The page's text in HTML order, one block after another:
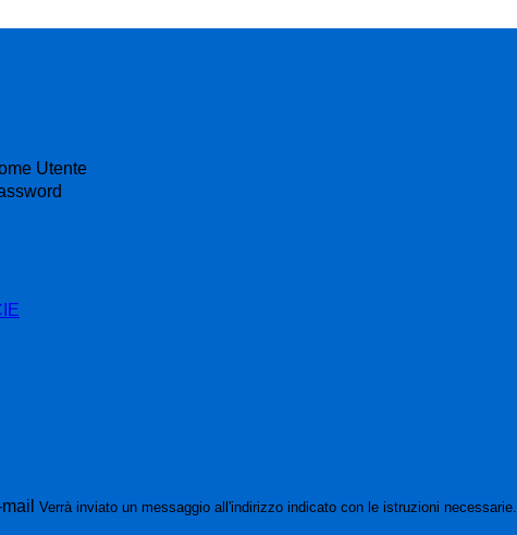
Utente
Verrà inviato un messaggio all'indirizzo indicato con le istruzioni necessarie.